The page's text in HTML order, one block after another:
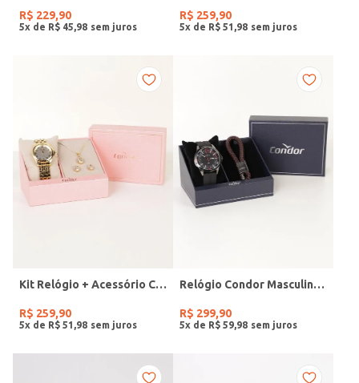
R$ 229,90
5x de R$ 45 98
R$ 259,90
5x de R$ 51 98
Kit Relógio + Acessório Condor Feminino DOURADO
R$ 259,90
5x de R$ 51 98
Relógio Condor Masculino PRETO
R$ 299,90
5x de R$ 59 98